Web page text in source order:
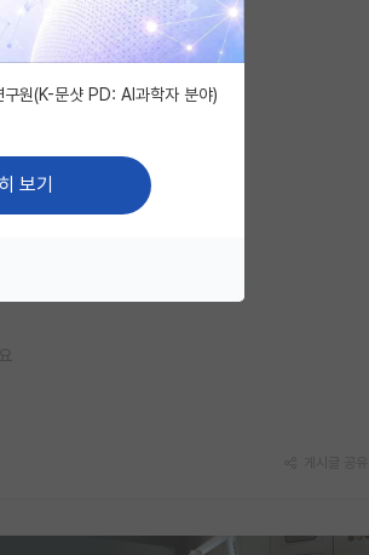
보면 안되십니다~ 선생님들..
구원(K-문샷 PD: AI과학자 분야)
보기